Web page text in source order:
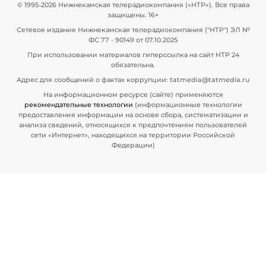
© 1995-2026 Нижнекамская телерадиокомпания («НТР»). Все права
защищены. 16+
Сетевое издание Нижнекамская телерадиокомпания ("НТР") ЭЛ №
ФС 77 - 90149 от 07.10.2025
При использовании материалов гиперссылка на сайт НТР 24
обязательна.
Адрес для сообщений о фактах коррупции: tatmedia@tatmedia.ru
На информационном ресурсе (сайте) применяются
рекомендательные технологии (информационные технологии
предоставления информации на основе сбора, систематизации и
анализа сведений, относящихся к предпочтениям пользователей
сети «Интернет», находящихся на территории Российской
Федерации)